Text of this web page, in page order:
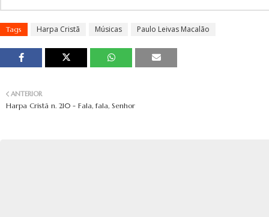
Tags Harpa Cristã Músicas Paulo Leivas Macalão
ANTERIOR
Harpa Cristã n. 210 - Fala, fala, Senhor